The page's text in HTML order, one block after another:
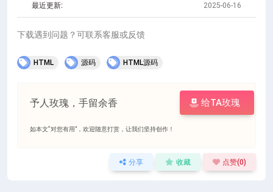
最近更新: 2025-06-16
下载遇到问题？可联系客服或反馈
HTML 源码 HTML源码
予人玫瑰，手留余香 给TA玫瑰
如本文“对您有用”，欢迎随意打赏，让我们坚持创作！
分享 收藏 点赞(0)